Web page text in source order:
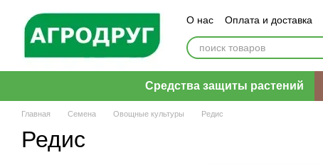
Перейти к основному контенту
О нас Оплата и доставка
Пользовательское
Средства защиты растений
Главная Семена Овощные культуры Редис
Редис